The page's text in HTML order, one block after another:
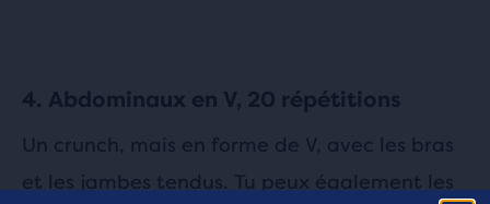
4. Abdominaux en V, 20 répétitions
Un crunch, mais en forme de V, avec les bras
et les jambes tendus. Tu peux également les